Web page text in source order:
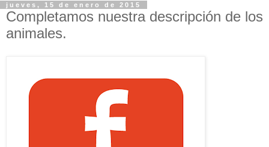
jueves, 15 de enero de 2015
Completamos nuestra descripción de los
animales.